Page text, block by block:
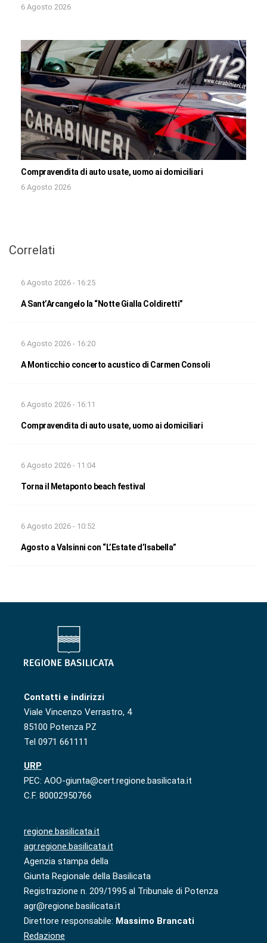
6 Agosto 2026
Compravendita di auto usate, uomo ai domiciliari
6 Agosto 2026
Correlati
6 Agosto 2026 - 16:25
A Sant’Arcangelo la “Notte Gialla Coldiretti”
6 Agosto 2026 - 16:20
A Monticchio concerto acustico di Carmen Consoli
6 Agosto 2026 - 16:11
Compravendita di auto usate, uomo ai domiciliari
6 Agosto 2026 - 11:04
Torna il Metaponto beach festival
6 Agosto 2026 - 10:52
Agosto a Valsinni con “L’Estate d’Isabella”
Contatti e indirizzi
Viale Vincenzo Verrastro, 4
85100 Potenza PZ
Tel 0971 661111
URP
PEC: AOO-giunta@cert.regione.basilicata.it
C.F. 80002950766
regione.basilicata.it
agr.regione.basilicata.it
Agenzia stampa della
Giunta Regionale della Basilicata
Registrazione n. 209/1995 al Tribunale di Potenza
agr@regione.basilicata.it
Direttore responsabile: Massimo Brancati
Redazione